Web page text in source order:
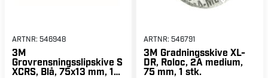
ARTNR: 546948
3M
Grovrensningsslipskive S
XCRS, Blå, 75x13 mm, 1
ARTNR: 546791
3M Gradningsskive XL-
DR, Roloc, 2A medium,
75 mm, 1 stk.